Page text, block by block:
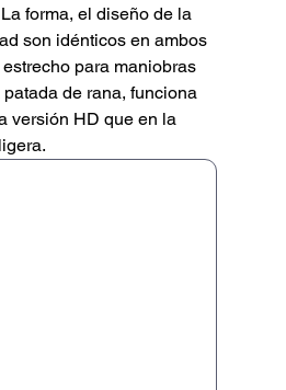
forma, el diseño de la
son idénticos en ambos
para maniobras
de rana, funciona
versión HD que en la